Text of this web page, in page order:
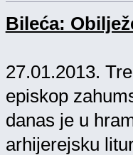
Bileća:
27.01.2013.
episkop
danas je u
arhijerejsku